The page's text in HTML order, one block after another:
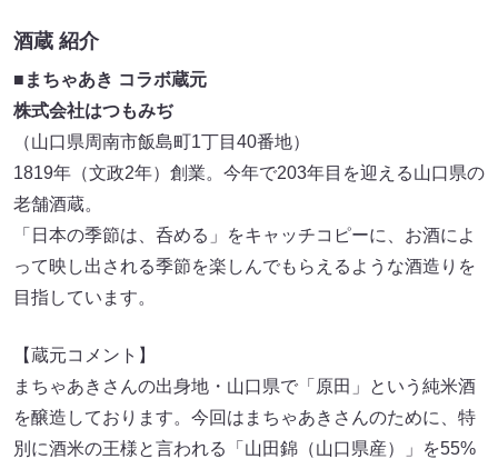
酒蔵 紹介
■まちゃあき コラボ蔵元
株式会社はつもみぢ
（山口県周南市飯島町1丁目40番地）
1819年（文政2年）創業。今年で203年目を迎える山口県の
老舗酒蔵。
「日本の季節は、呑める」をキャッチコピーに、お酒によ
って映し出される季節を楽しんでもらえるような酒造りを
目指しています。
【蔵元コメント】
まちゃあきさんの出身地・山口県で「原田」という純米酒
を醸造しております。今回はまちゃあきさんのために、特
別に酒米の王様と言われる「山田錦（山口県産）」を55%